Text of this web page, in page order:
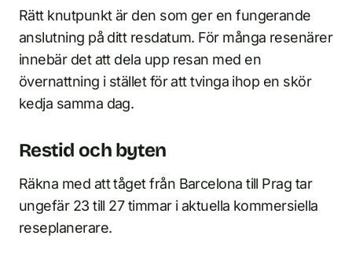
Rätt knutpunkt är den som ger en fungerande
anslutning på ditt resdatum. För många resenärer
innebär det att dela upp resan med en
övernattning i stället för att tvinga ihop en skör
kedja samma dag.
Restid och byten
Räkna med att tåget från Barcelona till Prag tar
ungefär 23 till 27 timmar i aktuella kommersiella
reseplanerare.